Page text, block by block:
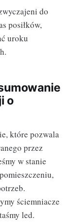
do
posiłków,
uroku
o
które pozwala
przez
w stanie
ściemniacze
led.